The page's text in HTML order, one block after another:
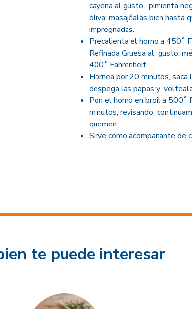
cayena al gusto, pimienta
oliva; masajéalas bien hasta
impregnadas.
Precalienta el horno a 450˚
Refinada Gruesa al gusto,
400˚ Fahrenheit.
Hornea por 20 minutos, saca
despega las papas y
Pon el horno en broil a 500˚
minutos, revisando
quemen.
Sirve como acompañante de
te puede interesar